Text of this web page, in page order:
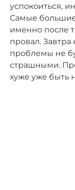
успокоиться,
Самые
именно после
провал. Завтра
проблемы не
страшными.
хуже уже быть